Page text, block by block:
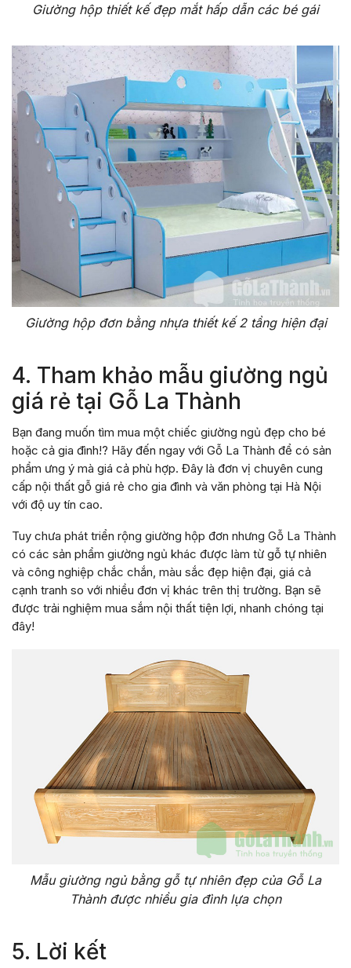
Giường hộp thiết kế đẹp mắt hấp dẫn các bé gái
Giường hộp đơn bằng nhựa thiết kế 2 tầng hiện đại
4. Tham khảo mẫu giường ngủ
giá rẻ tại Gỗ La Thành
Bạn đang muốn tìm mua một chiếc giường ngủ đẹp cho bé
hoặc cả gia đình!? Hãy đến ngay với Gỗ La Thành để có sản
phẩm ưng ý mà giá cả phù hợp. Đây là đơn vị chuyên cung
cấp nội thất gỗ giá rẻ cho gia đình và văn phòng tại Hà Nội
với độ uy tín cao.
Tuy chưa phát triển rộng giường hộp đơn nhưng Gỗ La Thành
có các sản phẩm giường ngủ khác được làm từ gỗ tự nhiên
và công nghiệp chắc chắn, màu sắc đẹp hiện đại, giá cả
cạnh tranh so với nhiều đơn vị khác trên thị trường. Bạn sẽ
được trải nghiệm mua sắm nội thất tiện lợi, nhanh chóng tại
đây!
Mẫu giường ngủ bằng gỗ tự nhiên đẹp của Gỗ La
Thành được nhiều gia đình lựa chọn
5. Lời kết